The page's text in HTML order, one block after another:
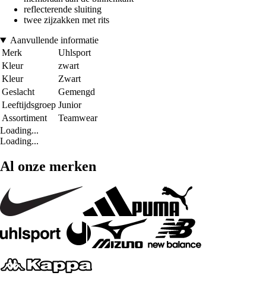
reflecterende sluiting
twee zijzakken met rits
Aanvullende informatie
Merk
Uhlsport
Kleur
zwart
Kleur
Zwart
Geslacht
Gemengd
Leeftijdsgroep Junior
Assortiment
Teamwear
Loading...
Loading...
Al onze merken